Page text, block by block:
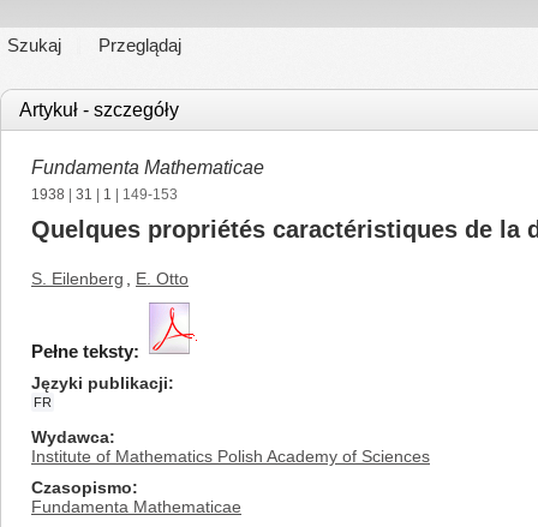
Szukaj Przeglądaj
Artykuł - szczegóły
Fundamenta Mathematicae
1938 31 1 | 149-153
Quelques propriétés caractéristiques de la
S. Eilenberg E. Otto
Pełne teksty:
Języki publikacji
FR
Wydawca
Institute of Mathematics Polish Academy of Sciences
Czasopismo
Fundamenta Mathematicae